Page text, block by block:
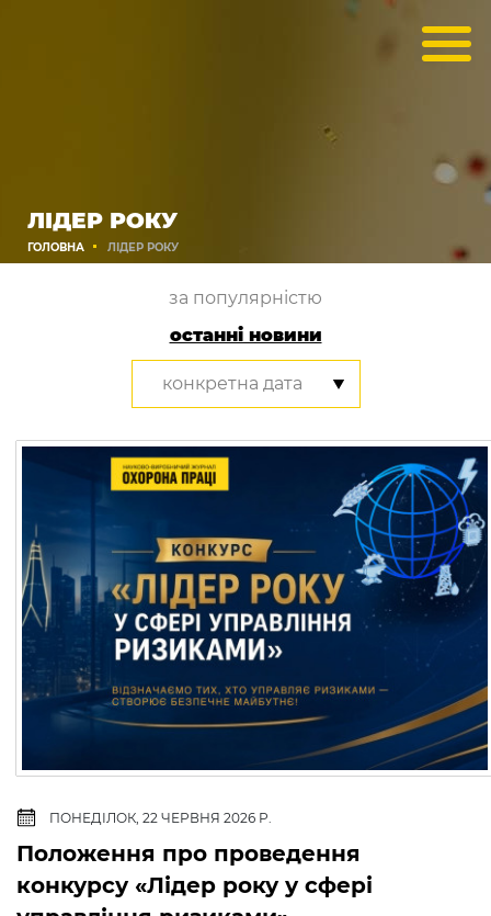
ЛІДЕР РОКУ
ГОЛОВНА ЛІДЕР РОКУ
за популярністю
останні новини
конкретна дата
ПОНЕДІЛОК, 22 ЧЕРВНЯ 2026 Р.
Положення про проведення
конкурсу «Лідер року у сфері